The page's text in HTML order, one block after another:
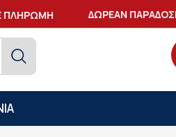
ΔΩΡΕΑΝ ΠΑΡΑΔΟΣΗ